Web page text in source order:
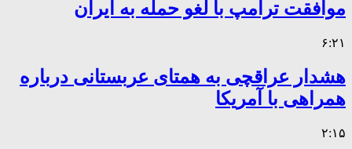
موافقت ترامپ با لغو حمله به ایران
۶:۲۱
هشدار عراقچی به همتای عربستانی درباره
همراهی با آمریکا
۲:۱۵